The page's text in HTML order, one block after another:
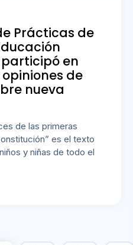
Prácticas de
participó en
de
nueva
de las primeras
es el texto
y niñas de todo el